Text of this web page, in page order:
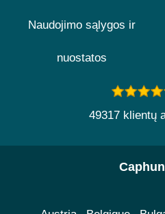
Naudojimo sąlygos ir
nuostatos
49317 klientų